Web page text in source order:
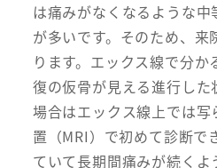
は痛みがなくなるような
が多いです。そのため、
ります。エックス線で分
復の仮骨が見える進行し
場合はエックス線上では
置（MRI）で初めて診断で
ていて長期間痛みが続く